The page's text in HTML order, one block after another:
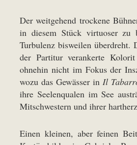
Der weitgehend trockene
in diesem Stück virtuoser zu
Turbulenz bisweilen überdreht.
der Partitur verankerte
ohnehin nicht im Fokus der
wozu das Gewässer in Il
ihre Seelenqualen im See
Mitschwestern und ihrer
Einen kleinen, aber feinen